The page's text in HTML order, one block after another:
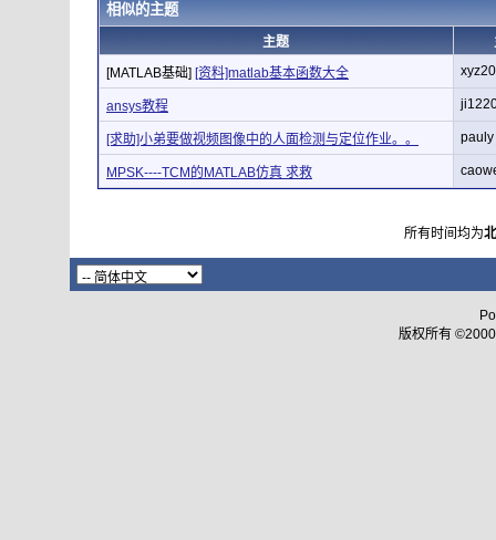
相似的主题
主题
[MATLAB基础] [资料]matlab基本函数大全
ansys教程
[求助]小弟要做视频图像中的人面检测与定位作业。。 pauly
MPSK----TCM的MATLAB仿真 求救
所有时间均为
版权所有